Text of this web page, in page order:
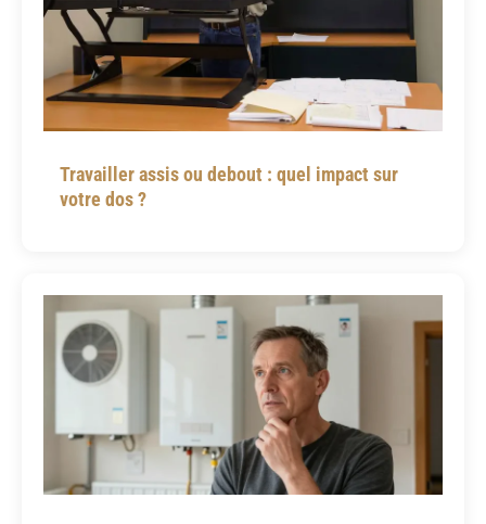
Travailler assis ou debout : quel impact sur
votre dos ?